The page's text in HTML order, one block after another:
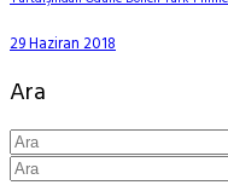
29 Haziran 2018
Ara